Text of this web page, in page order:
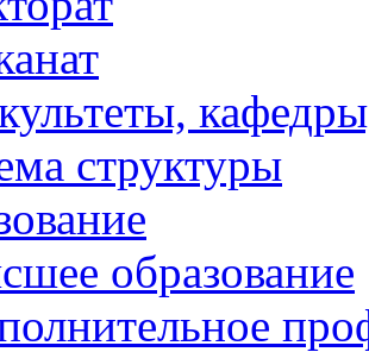
структуры
образование